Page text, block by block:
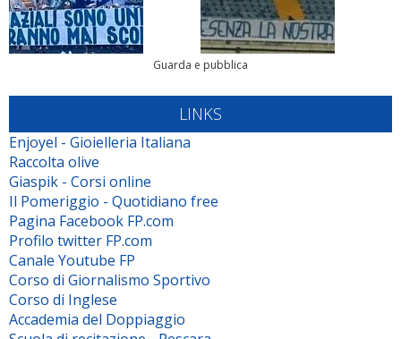
Guarda e pubblica
LINKS
Enjoyel - Gioielleria Italiana
Raccolta olive
Giaspik - Corsi online
Il Pomeriggio - Quotidiano free
Pagina Facebook FP.com
Profilo twitter FP.com
Canale Youtube FP
Corso di Giornalismo Sportivo
Corso di Inglese
Accademia del Doppiaggio